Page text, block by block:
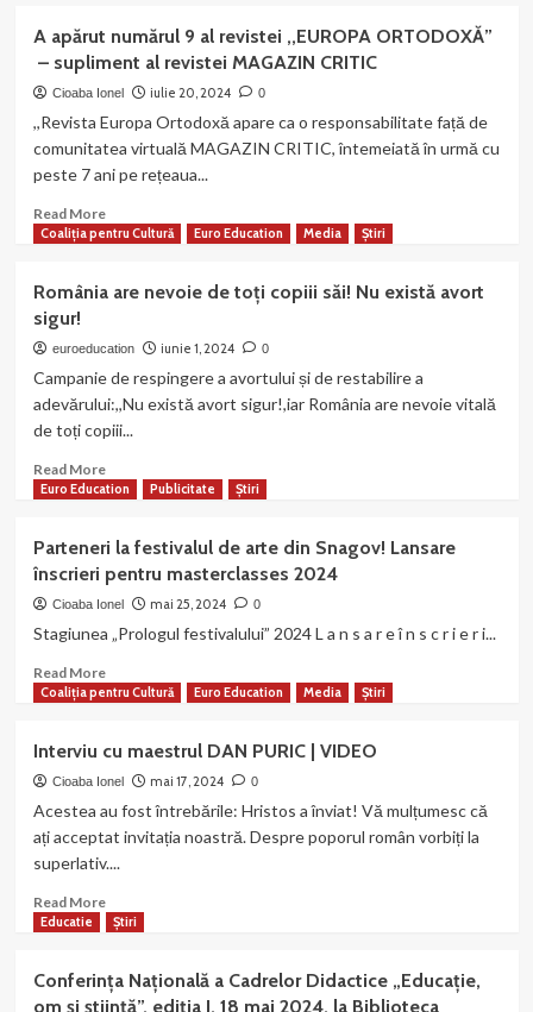
ÎN
ANUL
4000,
CÂND
VOM
MAI
COPII
A apărut numărul 9 al revistei ,,EUROPA ORTODOXĂ”
– supliment al revistei MAGAZIN CRITIC
Cioaba Ionel iulie 20, 2024 0
,,Revista Europa Ortodoxă apare ca o responsabilitate față de
comunitatea virtuală MAGAZIN CRITIC, întemeiată în urmă cu
peste 7 ani pe rețeaua...
Read MoreRead
more
apărut
9
,,EUROPA
ORTODOXĂ”
supliment
al
MAGAZIN
CRITIC
Coaliția pentru Cultură Euro Education Media Știri
România are nevoie de toți copiii săi! Nu există avort
sigur!
euroeducation iunie 1, 2024 0
Campanie de respingere a avortului și de restabilire a
adevărului:,,Nu există avort sigur!,iar România are nevoie vitală
de toți copiii...
Read MoreRead
more
are
nevoie
de
toți
copiii
săi!
Nu
sigur!
Euro Education Publicitate Știri
Parteneri la festivalul de arte din Snagov! Lansare
înscrieri pentru masterclasses 2024
Cioaba Ionel mai 25, 2024 0
Stagiunea „Prologul festivalului” 2024 L a n s a r e î n s c r i e r i...
Read MoreRead
more
la
festivalul
de
arte
Snagov!
înscrieri
2024
Coaliția pentru Cultură Euro Education Media Știri
Interviu cu maestrul DAN PURIC | VIDEO
Cioaba Ionel mai 17, 2024 0
Acestea au fost întrebările: Hristos a înviat! Vă mulțumesc că
ați acceptat invitația noastră. Despre poporul român vorbiți la
superlativ....
Read MoreRead
more
cu
Educatie Știri
Conferința Națională a Cadrelor Didactice „Educație,
om și știință”, ediția I, 18 mai 2024, la Biblioteca